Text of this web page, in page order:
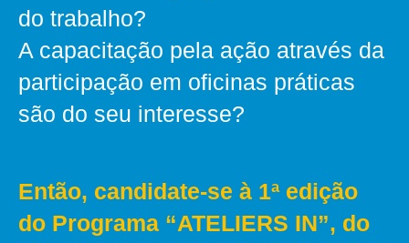
do trabalho?
A capacitação pela ação através da
participação em oficinas práticas
são do seu interesse?
Então, candidate‑se à 1ª edição
do Programa “ATELIERS IN”, do